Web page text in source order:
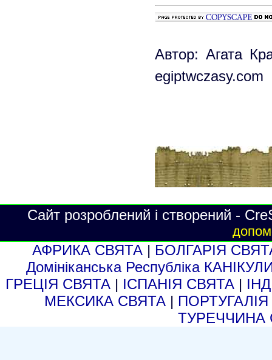
Автор: Агата
egiptwczasy.com
Сайт розроблений і створений -
АФРИКА СВЯТА | БОЛГАРІЯ
Домініканська Республіка
ГРЕЦІЯ СВЯТА | ІСПАНІЯ СВЯТА |
МЕКСИКА СВЯТА |
ТУРЕЧЧИНА